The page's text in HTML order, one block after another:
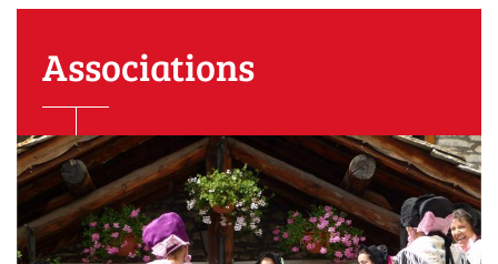
Associations